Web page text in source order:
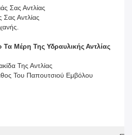
Σας Αντλίας
Σας Αντλίας
Τα Μέρη Της Υδραυλικής Αντλίας
Της Αντλίας
Του Παπουτσιού Εμβόλου